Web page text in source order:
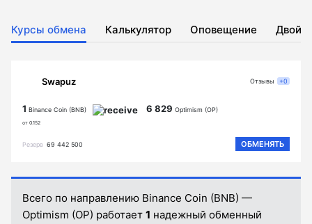
Курсы обмена Калькулятор Оповещение
Swapuz
1 Binance Coin (BNB)
от 0.152
6 829 Optimism (OP)
Резерв 69 442 500 ОБМЕНЯТЬ
Отзывы +0
Всего по направлению Binance Coin (BNB) —
Optimism (OP) работает 1 надежный обменный